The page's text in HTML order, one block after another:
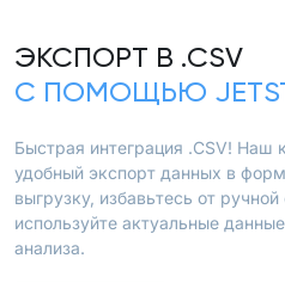
ЭКСПОРТ В .CSV
С ПОМОЩЬЮ
Быстрая интеграция .CSV! Наш
удобный экспорт данных в
выгрузку, избавьтесь от
используйте актуальные
анализа.